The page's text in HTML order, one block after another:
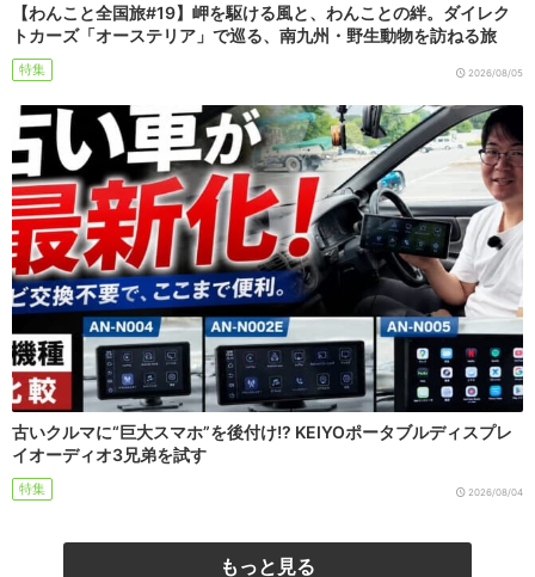
【わんこと全国旅#19】岬を駆ける風と、わんことの絆。ダイレク
トカーズ「オーステリア」で巡る、南九州・野生動物を訪ねる旅
特集 2026/08/05
古いクルマに“巨大スマホ”を後付け!? KEIYOポータブルディスプレ
イオーディオ3兄弟を試す
特集 2026/08/04
もっと見る